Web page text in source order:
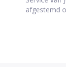
afgestemd